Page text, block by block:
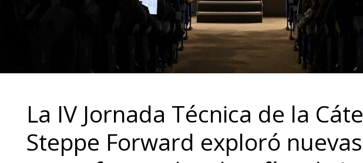
La IV Jornada Técnica de la
Steppe Forward exploró